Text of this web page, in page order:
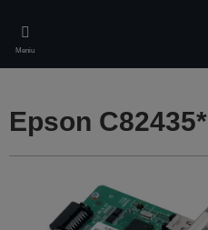
main
content
Meniu
Epson